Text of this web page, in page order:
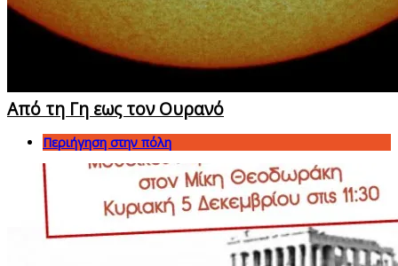
Από τη Γη εως τον Ουρανό
Περιήγηση στην πόλη